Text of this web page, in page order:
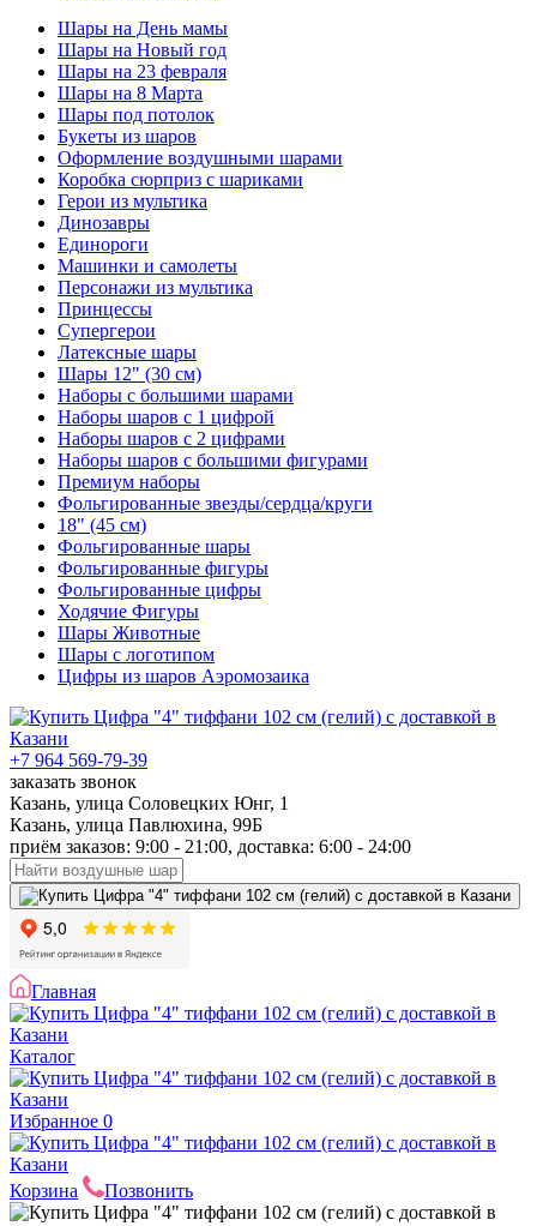
Шары на День мамы
Шары на Новый год
Шары на 23 февраля
Шары на 8 Марта
Шары под потолок
Букеты из шаров
Оформление воздушными шарами
Коробка сюрприз с шариками
Герои из мультика
Динозавры
Единороги
Машинки и самолеты
Персонажи из мультика
Принцессы
Супергерои
Латексные шары
Шары 12" (30 см)
Наборы с большими шарами
Наборы шаров с 1 цифрой
Наборы шаров с 2 цифрами
Наборы шаров с большими фигурами
Премиум наборы
Фольгированные звезды/сердца/круги
18" (45 см)
Фольгированные шары
Фольгированные фигуры
Фольгированные цифры
Ходячие Фигуры
Шары Животные
Шары с логотипом
Цифры из шаров Аэромозаика
+7 964 569-79-39
заказать звонок
Казань, улица Соловецких Юнг, 1
Казань, улица Павлюхина, 99Б
приём заказов: 9:00 - 21:00, доставка: 6:00 - 24:00
Главная
Каталог
Избранное 0
Корзина Позвонить